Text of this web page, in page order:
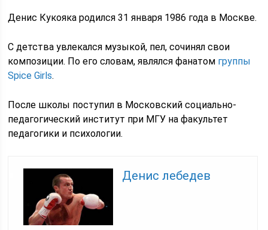
Денис Кукояка родился 31 января 1986 года в Москве.
С детства увлекался музыкой, пел, сочинял свои
композиции. По его словам, являлся фанатом группы
Spice Girls.
После школы поступил в Московский социально-
педагогический институт при МГУ на факультет
педагогики и психологии.
Денис лебедев